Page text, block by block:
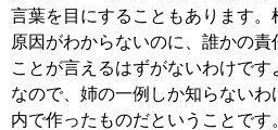
言葉を目にすることもあります。
原因がわからないのに、誰かの責
ことが言えるはずがないわけです
なので、姉の一例しか知らないわ
内で作ったものだということです